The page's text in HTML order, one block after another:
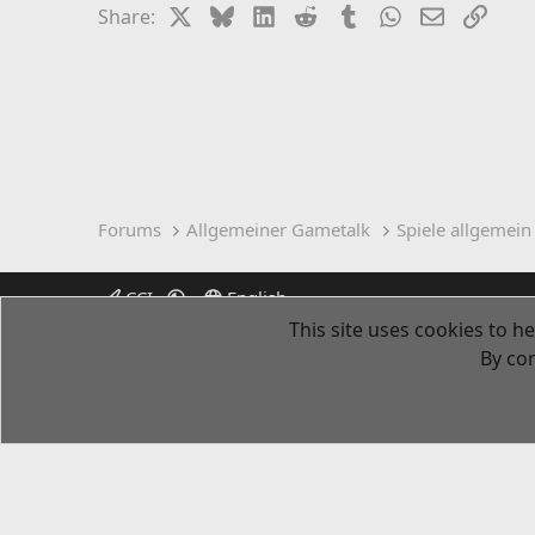
Share: BlueskyLinkedIn
Reddit TumblrWhatsApp
EmailLink
Forums Allgemeiner Gametalk Spiele allgemein
CCI English
This site uses cookies to
By